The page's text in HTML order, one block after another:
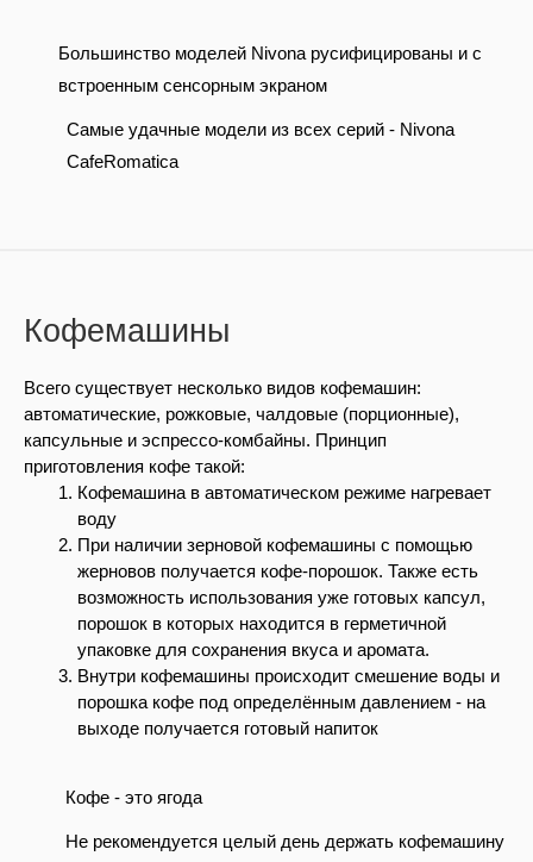
Большинство моделей Nivona русифицированы и с
встроенным сенсорным экраном
Самые удачные модели из всех серий - Nivona
CafeRomatica
Кофемашины
Всего существует несколько видов кофемашин:
автоматические, рожковые, чалдовые (порционные),
капсульные и эспрессо-комбайны. Принцип
приготовления кофе такой:
Кофемашина в автоматическом режиме нагревает
воду
При наличии зерновой кофемашины с помощью
жерновов получается кофе-порошок. Также есть
возможность использования уже готовых капсул,
порошок в которых находится в герметичной
упаковке для сохранения вкуса и аромата.
Внутри кофемашины происходит смешение воды и
порошка кофе под определённым давлением - на
выходе получается готовый напиток
Кофе - это ягода
Не рекомендуется целый день держать кофемашину